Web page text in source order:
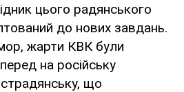
цього радянського
до нових завдань.
жарти КВК були
на російську
що